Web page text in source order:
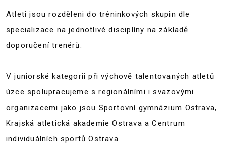
Atleti jsou rozděleni do tréninkových skupin dle
specializace na jednotlivé disciplíny na základě
doporučení trenérů.
V juniorské kategorii při výchově talentovaných atletů
úzce spolupracujeme s regionálními i svazovými
organizacemi jako jsou Sportovní gymnázium Ostrava,
Krajská atletická akademie Ostrava a Centrum
individuálních sportů Ostrava